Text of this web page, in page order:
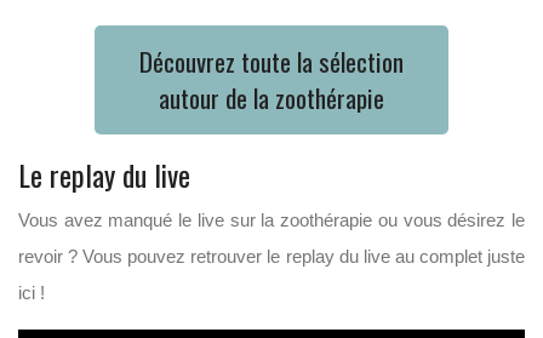
Découvrez toute la sélection
autour de la zoothérapie
Le replay du live
Vous avez manqué le live sur la zoothérapie ou vous désirez le
revoir ? Vous pouvez retrouver le replay du live au complet juste
ici !